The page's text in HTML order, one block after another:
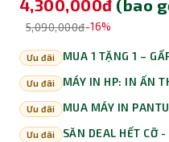
4,300,000đ (bao
5,090,000đ-16%
Ưu đãi MUA 1 TẶNG 1 –
Ưu đãi MÁY IN HP: IN ẤN
Ưu đãi MUA MÁY IN
Ưu đãi SĂN DEAL HẾT CỠ